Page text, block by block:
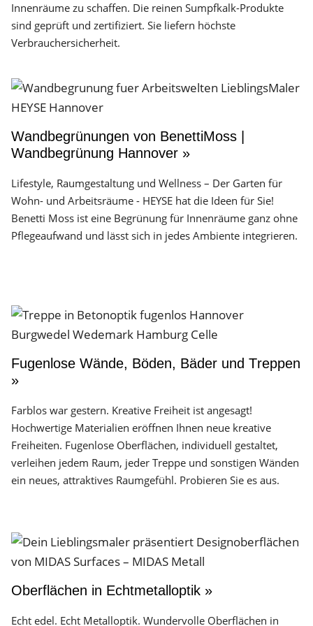
Innenräume zu schaffen. Die reinen Sumpfkalk-Produkte
sind geprüft und zertifiziert. Sie liefern höchste
Verbrauchersicherheit.
Wandbegrünungen von BenettiMoss |
Wandbegrünung Hannover »
Lifestyle, Raumgestaltung und Wellness – Der Garten für
Wohn- und Arbeitsräume - HEYSE hat die Ideen für Sie!
Benetti Moss ist eine Begrünung für Innenräume ganz ohne
Pflegeaufwand und lässt sich in jedes Ambiente integrieren.
Fugenlose Wände, Böden, Bäder und Treppen
»
Farblos war gestern. Kreative Freiheit ist angesagt!
Hochwertige Materialien eröffnen Ihnen neue kreative
Freiheiten. Fugenlose Oberflächen, individuell gestaltet,
verleihen jedem Raum, jeder Treppe und sonstigen Wänden
ein neues, attraktives Raumgefühl. Probieren Sie es aus.
Oberflächen in Echtmetalloptik »
Echt edel. Echt Metalloptik. Wundervolle Oberflächen in